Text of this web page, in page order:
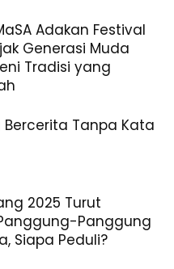
Adakan Festival
Generasi Muda
Tradisi yang
Bercerita Tanpa Kata
2025 Turut
Panggung
Siapa Peduli?